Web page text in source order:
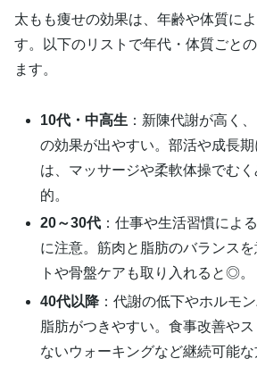
太もも痩せの効果は、年齢や体質に
す。以下のリストで年代・体質ごと
ます。
10代・中高生 ：新陳代謝が高く
の効果が出やすい。部活や成長期
は、マッサージや柔軟体操でむ
的。
20～30代 ：仕事や生活習慣によ
に注意。筋肉と脂肪のバランス
トや骨盤ケアも取り入れると◎。
40代以降 ：代謝の低下やホルモ
脂肪がつきやすい。食事改善や
ないウォーキングなど継続可能